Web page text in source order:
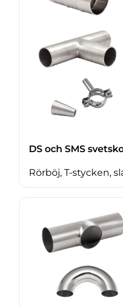
DS och SMS
Rörböj, T-stycken,